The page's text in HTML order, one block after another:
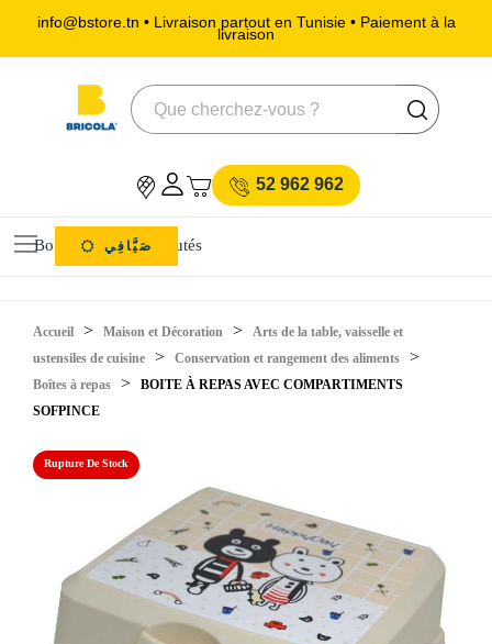
info@bstore.tn • Livraison partout en Tunisie • Paiement à la
livraison
52 962 962
Bons Plans Nouveautés
صَيَّافِي
Accueil Maison et Décoration
Arts de la table, vaisselle et
ustensiles de cuisine
Conservation et rangement des aliments
Boîtes à repas
BOITE À REPAS AVEC COMPARTIMENTS
SOFPINCE
Rupture De Stock